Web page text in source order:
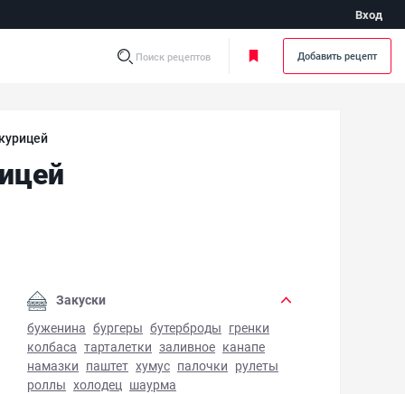
Вход
Поиск рецептов Добавить рецепт
суп по-французски с курицей - фото готового блюда
Закуски
буженина бургеры бутерброды гренки
колбаса тарталетки заливное канапе
намазки паштет хумус палочки рулеты
роллы холодец шаурма